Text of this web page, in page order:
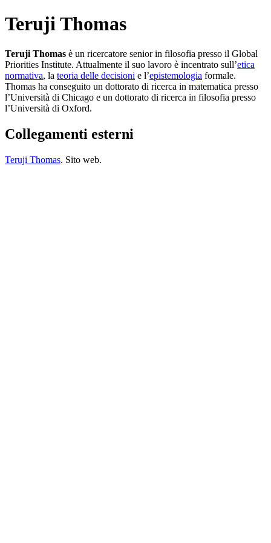
Teruji Thomas
Teruji Thomas è un ricercatore senior in filosofia presso il Global
Priorities Institute. Attualmente il suo lavoro è incentrato sull’etica
normativa, la teoria delle decisioni e l’epistemologia formale.
Thomas ha conseguito un dottorato di ricerca in matematica presso
l’Università di Chicago e un dottorato di ricerca in filosofia presso
l’Università di Oxford.
Collegamenti esterni
Teruji Thomas. Sito web.